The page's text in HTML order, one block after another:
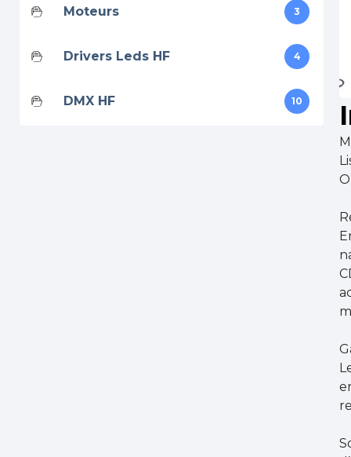
Moteurs 3
Drivers Leds HF 4
DMX HF 10